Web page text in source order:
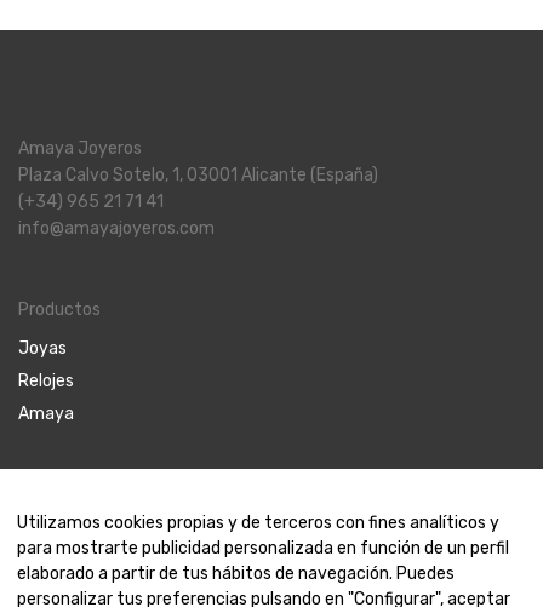
Amaya Joyeros
Plaza Calvo Sotelo, 1, 03001 Alicante (España)
(+34) 965 21 71 41
info@amayajoyeros.com
Productos
Joyas
Relojes
Amaya
Contáctanos
Contacto
Nosotros
Utilizamos cookies propias y de terceros con fines analíticos y
para mostrarte publicidad personalizada en función de un perfil
elaborado a partir de tus hábitos de navegación. Puedes
personalizar tus preferencias pulsando en "Configurar", aceptar